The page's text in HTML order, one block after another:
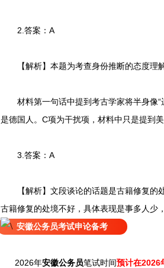
2.答案：A
【解析】本题为考查身份推断的态度理解
材料第一句话中提到考古学家将半身像“
是德国人。C项为干扰项，材料中只是提到
3.答案：A
【解析】文段谈论的话题是古籍修复的处
古籍修复的处境不好，具体表现是事多人少
安徽公务员考试申论备考
2026年安徽公务员笔试时间预计在2026